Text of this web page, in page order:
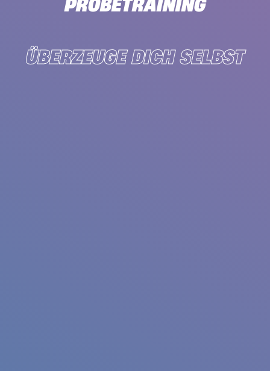
PROBETRAINING
ÜBERZEUGE DICH SELBST